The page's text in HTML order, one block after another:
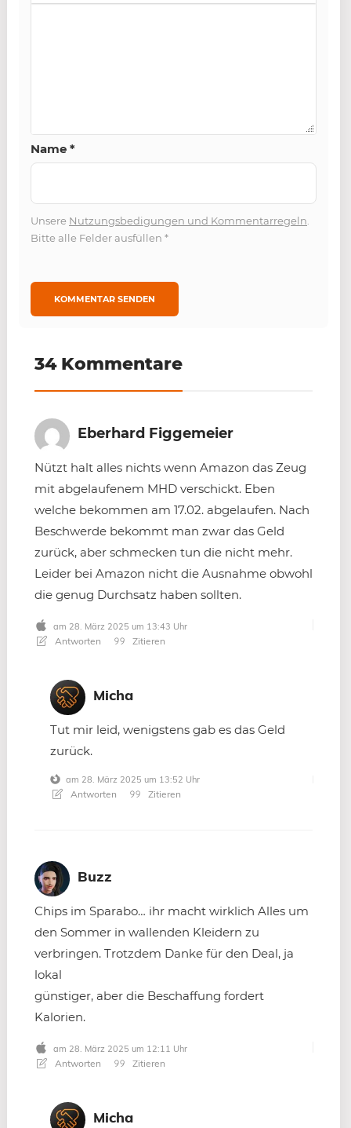
Name *
Unsere Nutzungsbedigungen und Kommentarregeln.
Bitte alle Felder ausfüllen *
34 Kommentare
Eberhard Figgemeier
Nützt halt alles nichts wenn Amazon das Zeug
mit abgelaufenem MHD verschickt. Eben
welche bekommen am 17.02. abgelaufen. Nach
Beschwerde bekommt man zwar das Geld
zurück, aber schmecken tun die nicht mehr.
Leider bei Amazon nicht die Ausnahme obwohl
die genug Durchsatz haben sollten.
am 28. März 2025 um 13:43 Uhr
Antworten Zitieren
Micha
Tut mir leid, wenigstens gab es das Geld
zurück.
am 28. März 2025 um 13:52 Uhr
Antworten Zitieren
Buzz
Chips im Sparabo… ihr macht wirklich Alles um
den Sommer in wallenden Kleidern zu
verbringen. Trotzdem Danke für den Deal, ja
lokal
günstiger, aber die Beschaffung fordert
Kalorien.
am 28. März 2025 um 12:11 Uhr
Antworten Zitieren
Micha